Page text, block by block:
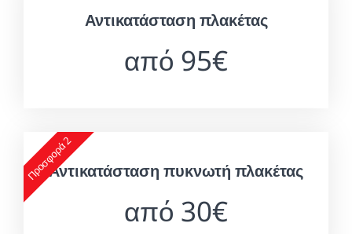
Αντικατάσταση πλακέτας
από 95€
Προσφορά 2Αντικατάσταση πυκνωτή πλακέτας
από 30€